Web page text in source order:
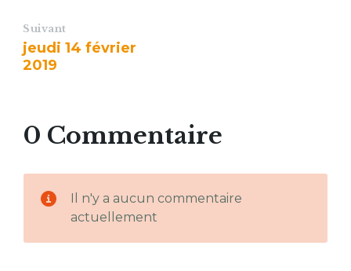
Suivant
jeudi 14 février
2019
0 Commentaire
Il n'y a aucun commentaire
actuellement